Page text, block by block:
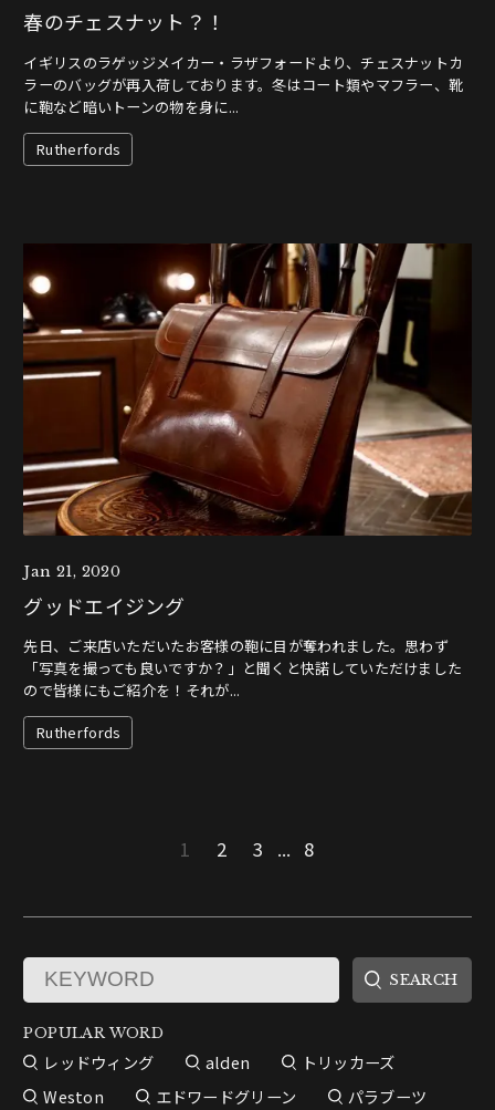
春のチェスナット？！
イギリスのラゲッジメイカー・ラザフォードより、チェスナットカ
ラーのバッグが再入荷しております。冬はコート類やマフラー、靴
に鞄など暗いトーンの物を身に...
Rutherfords
Jan 21, 2020
グッドエイジング
先日、ご来店いただいたお客様の鞄に目が奪われました。思わず
「写真を撮っても良いですか？」と聞くと快諾していただけました
ので皆様にもご紹介を！それが...
Rutherfords
1 2 3 ... 8
POPULAR WORD
レッドウィング alden
トリッカーズ
Weston
エドワードグリーン
パラブーツ